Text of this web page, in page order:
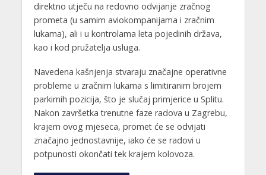
direktno utječu na redovno odvijanje zračnog
prometa (u samim aviokompanijama i zračnim
lukama), ali i u kontrolama leta pojedinih država,
kao i kod pružatelja usluga.
Navedena kašnjenja stvaraju značajne operativne
probleme u zračnim lukama s limitiranim brojem
parkirnih pozicija, što je slučaj primjerice u Splitu.
Nakon završetka trenutne faze radova u Zagrebu,
krajem ovog mjeseca, promet će se odvijati
značajno jednostavnije, iako će se radovi u
potpunosti okončati tek krajem kolovoza.